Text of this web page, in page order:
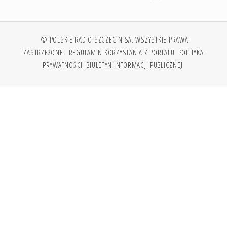
© POLSKIE RADIO SZCZECIN SA. WSZYSTKIE PRAWA
ZASTRZEŻONE. REGULAMIN KORZYSTANIA Z PORTALU POLITYKA
PRYWATNOŚCI BIULETYN INFORMACJI PUBLICZNEJ